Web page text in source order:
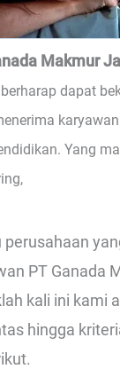
Makmur
dapat
Yang
perusahaan
PT Ganada
kali ini kami
hingga